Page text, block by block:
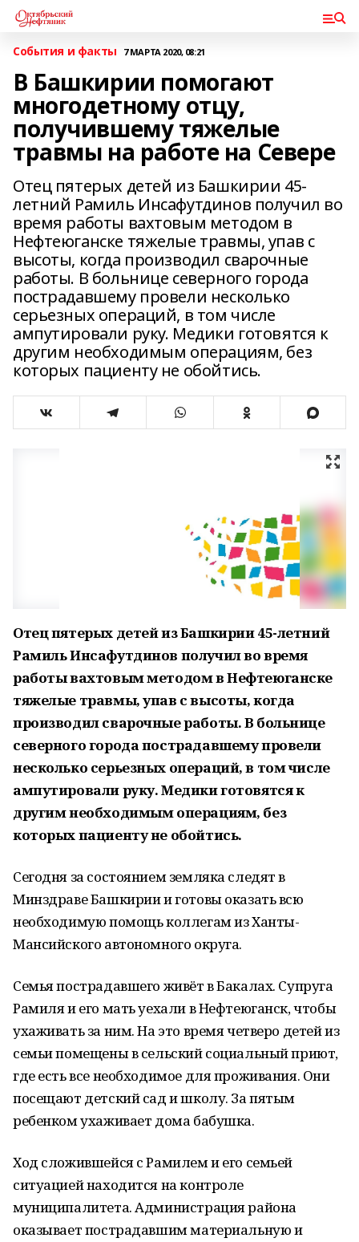
События и факты 7 МАРТА 2020, 08:21
В Башкирии помогают
многодетному отцу,
получившему тяжелые
травмы на работе на Севере
Отец пятерых детей из Башкирии 45-
летний Рамиль Инсафутдинов получил во
время работы вахтовым методом в
Нефтеюганске тяжелые травмы, упав с
высоты, когда производил сварочные
работы. В больнице северного города
пострадавшему провели несколько
серьезных операций, в том числе
ампутировали руку. Медики готовятся к
другим необходимым операциям, без
которых пациенту не обойтись.
Отец пятерых детей из Башкирии 45-летний
Рамиль Инсафутдинов получил во время
работы вахтовым методом в Нефтеюганске
тяжелые травмы, упав с высоты, когда
производил сварочные работы. В больнице
северного города пострадавшему провели
несколько серьезных операций, в том числе
ампутировали руку. Медики готовятся к
другим необходимым операциям, без
которых пациенту не обойтись.
Сегодня за состоянием земляка следят в
Минздраве Башкирии и готовы оказать всю
необходимую помощь коллегам из Ханты-
Мансийского автономного округа.
Семья пострадавшего живёт в Бакалах. Супруга
Рамиля и его мать уехали в Нефтеюганск, чтобы
ухаживать за ним. На это время четверо детей из
семьи помещены в сельский социальный приют,
где есть все необходимое для проживания. Они
посещают детский сад и школу. За пятым
ребенком ухаживает дома бабушка.
Ход сложившейся с Рамилем и его семьей
ситуацией находится на контроле
муниципалитета. Администрация района
оказывает пострадавшим материальную и